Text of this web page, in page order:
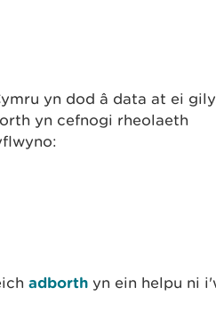
yn dod â data at ei
yn cefnogi rheolaeth
adborth yn ein helpu ni